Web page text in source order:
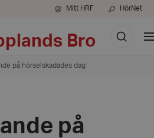
Mitt HRF HörNet
Bro
Sök
på hörselskadades dag
på